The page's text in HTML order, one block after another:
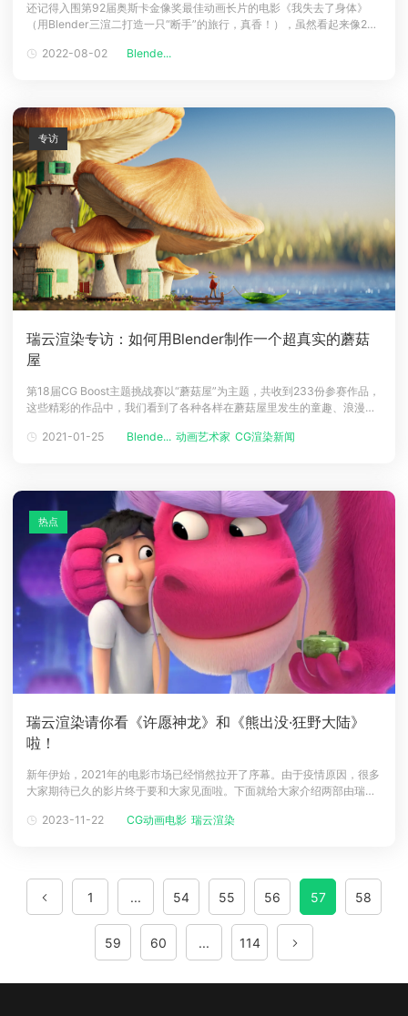
还记得入围第92届奥斯卡金像奖最佳动画长片的电影《我失去了身体》
（用Blender三渲二打造一只“断手”的旅行，真香！），虽然看起来像2D
效果已不是什么新鲜事，但近日又有一位3D艺术家，用Blender制作了一
2022-08-02 Blende...
瑞云渲染专访：如何用Blender制作一个超真实的蘑菇
屋
第18届CG Boost主题挑战赛以“蘑菇屋”为主题，共收到233份参赛作品，
这些精彩的作品中，我们看到了各种各样在蘑菇屋里发生的童趣、浪漫的
的作品《Mushroom Village》模型逼真有趣，景深构图非常优秀，由此拔
2021-01-25 Blende... 动画艺术家 CG渲染新闻
专访
瑞云渲染请你看《许愿神龙》和《熊出没·狂野大陆》
啦！
新年伊始，2021年的电影市场已经悄然拉开了序幕。由于疫情原因，很多
大家期待已久的影片终于要和大家见面啦。下面就给大家介绍两部由瑞云
演/编剧： 克里斯·艾伯翰斯配音： 成龙 / 牛骏峰 / 薇薇安 / 苏柏丽上映日
2023-11-22 CG动画电影 瑞云渲染
热点
1 ... 54 55 56 57 58
59 60 ... 114